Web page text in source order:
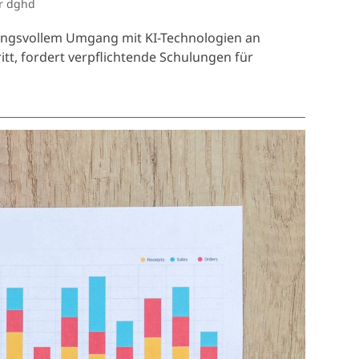
dghd
Umgang mit KI-Technologien an
fordert verpflichtende Schulungen für